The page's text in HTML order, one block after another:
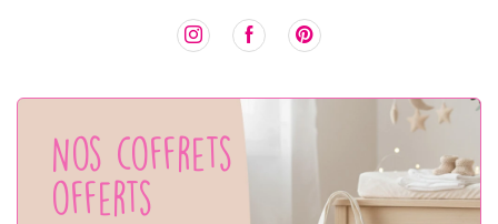
Nos coffrets
offerts